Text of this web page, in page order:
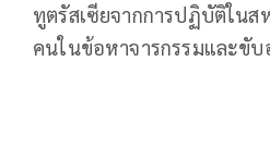
ทูตรัสเซียจากการปฏิบัติใน
คนในข้อหาจารกรรมและขับ